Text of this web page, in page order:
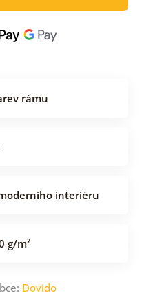
rámu
interiéru
g/m²
Dovido